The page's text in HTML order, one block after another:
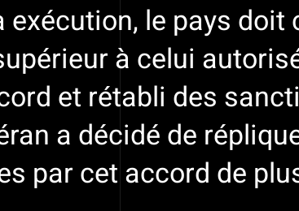
exécution, le pays
à celui
et rétabli des
a décidé de
par cet accord de